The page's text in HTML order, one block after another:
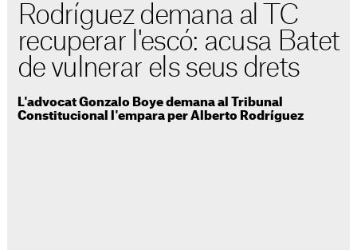
Rodríguez demana al TC
recuperar l'escó: acusa Batet
de vulnerar els seus drets
L'advocat Gonzalo Boye demana al Tribunal
Constitucional l'empara per Alberto Rodríguez